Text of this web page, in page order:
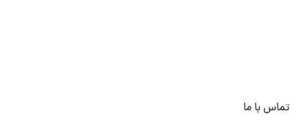
تماس با ما